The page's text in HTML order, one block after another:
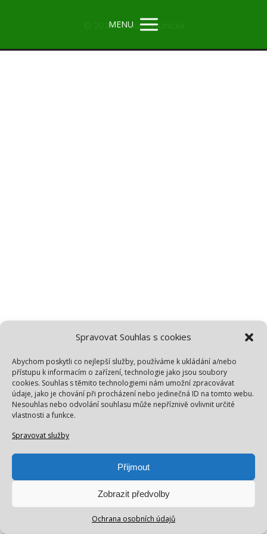
Spravovat Souhlas s cookies
Abychom poskytli co nejlepší služby, používáme k ukládání a/nebo
přístupu k informacím o zařízení, technologie jako jsou soubory
cookies. Souhlas s těmito technologiemi nám umožní zpracovávat
údaje, jako je chování při procházení nebo jedinečná ID na tomto webu.
Nesouhlas nebo odvolání souhlasu může nepříznivě ovlivnit určité
vlastnosti a funkce.
Spravovat služby
Přijmout
Zobrazit předvolby
Ochrana osobních údajů
MENU
© 2026 Zuzka Strážnická